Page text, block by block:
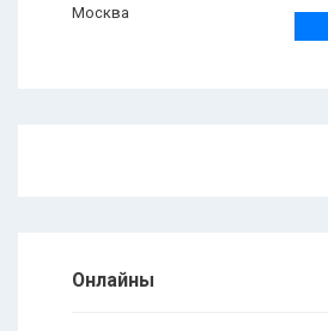
Москва
Онлайны